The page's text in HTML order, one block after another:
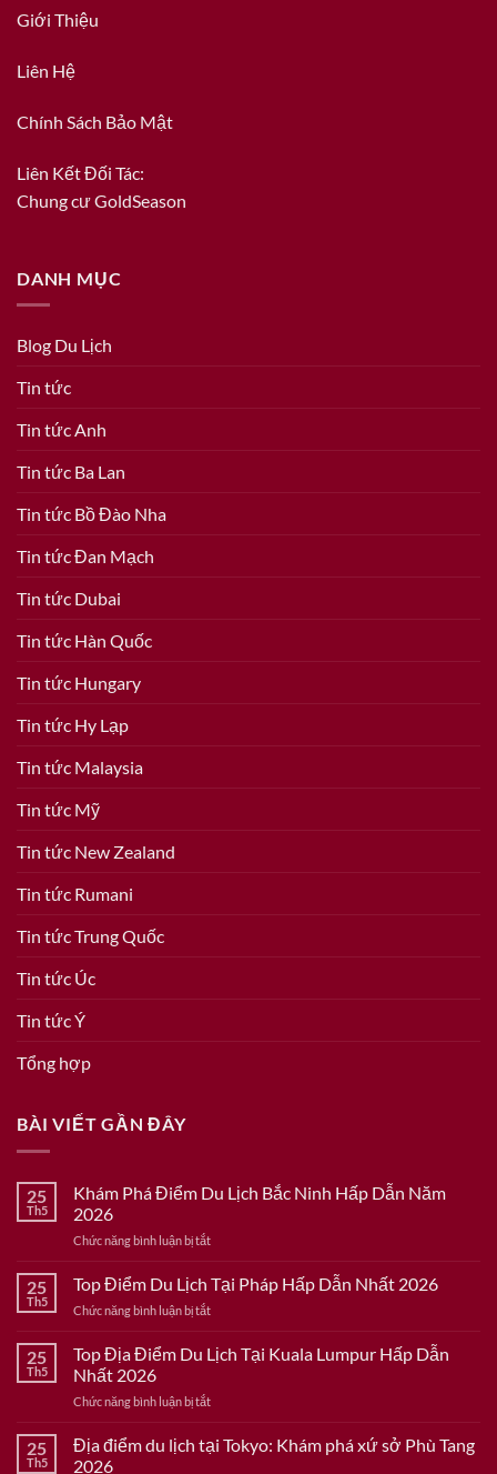
Giới Thiệu
Liên Hệ
Chính Sách Bảo Mật
Liên Kết Đối Tác:
Chung cư GoldSeason
DANH MỤC
Blog Du Lịch
Tin tức
Tin tức Anh
Tin tức Ba Lan
Tin tức Bồ Đào Nha
Tin tức Đan Mạch
Tin tức Dubai
Tin tức Hàn Quốc
Tin tức Hungary
Tin tức Hy Lạp
Tin tức Malaysia
Tin tức Mỹ
Tin tức New Zealand
Tin tức Rumani
Tin tức Trung Quốc
Tin tức Úc
Tin tức Ý
Tổng hợp
BÀI VIẾT GẦN ĐÂY
25
Th5
Khám Phá Điểm Du Lịch Bắc Ninh Hấp Dẫn Năm
2026
Chức năng bình luận bị tắtở
Phá
Điểm
Du
Bắc
Dẫn
2026
25
Th5
Top Điểm Du Lịch Tại Pháp Hấp Dẫn Nhất 2026
Chức năng bình luận bị tắtở
Điểm
Du
Tại
Hấp
25
Th5
Top Địa Điểm Du Lịch Tại Kuala Lumpur Hấp Dẫn
Nhất 2026
Chức năng bình luận bị tắtở
Địa
Điểm
25
Th5
Địa điểm du lịch tại Tokyo: Khám phá xứ sở Phù Tang
2026